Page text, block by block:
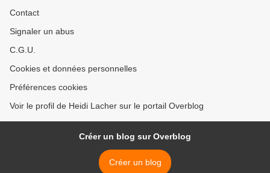
Contact
Signaler un abus
C.G.U.
Cookies et données personnelles
Préférences cookies
Voir le profil de Heidi Lacher sur le portail Overblog
Créer un blog sur Overblog
Créer un blog